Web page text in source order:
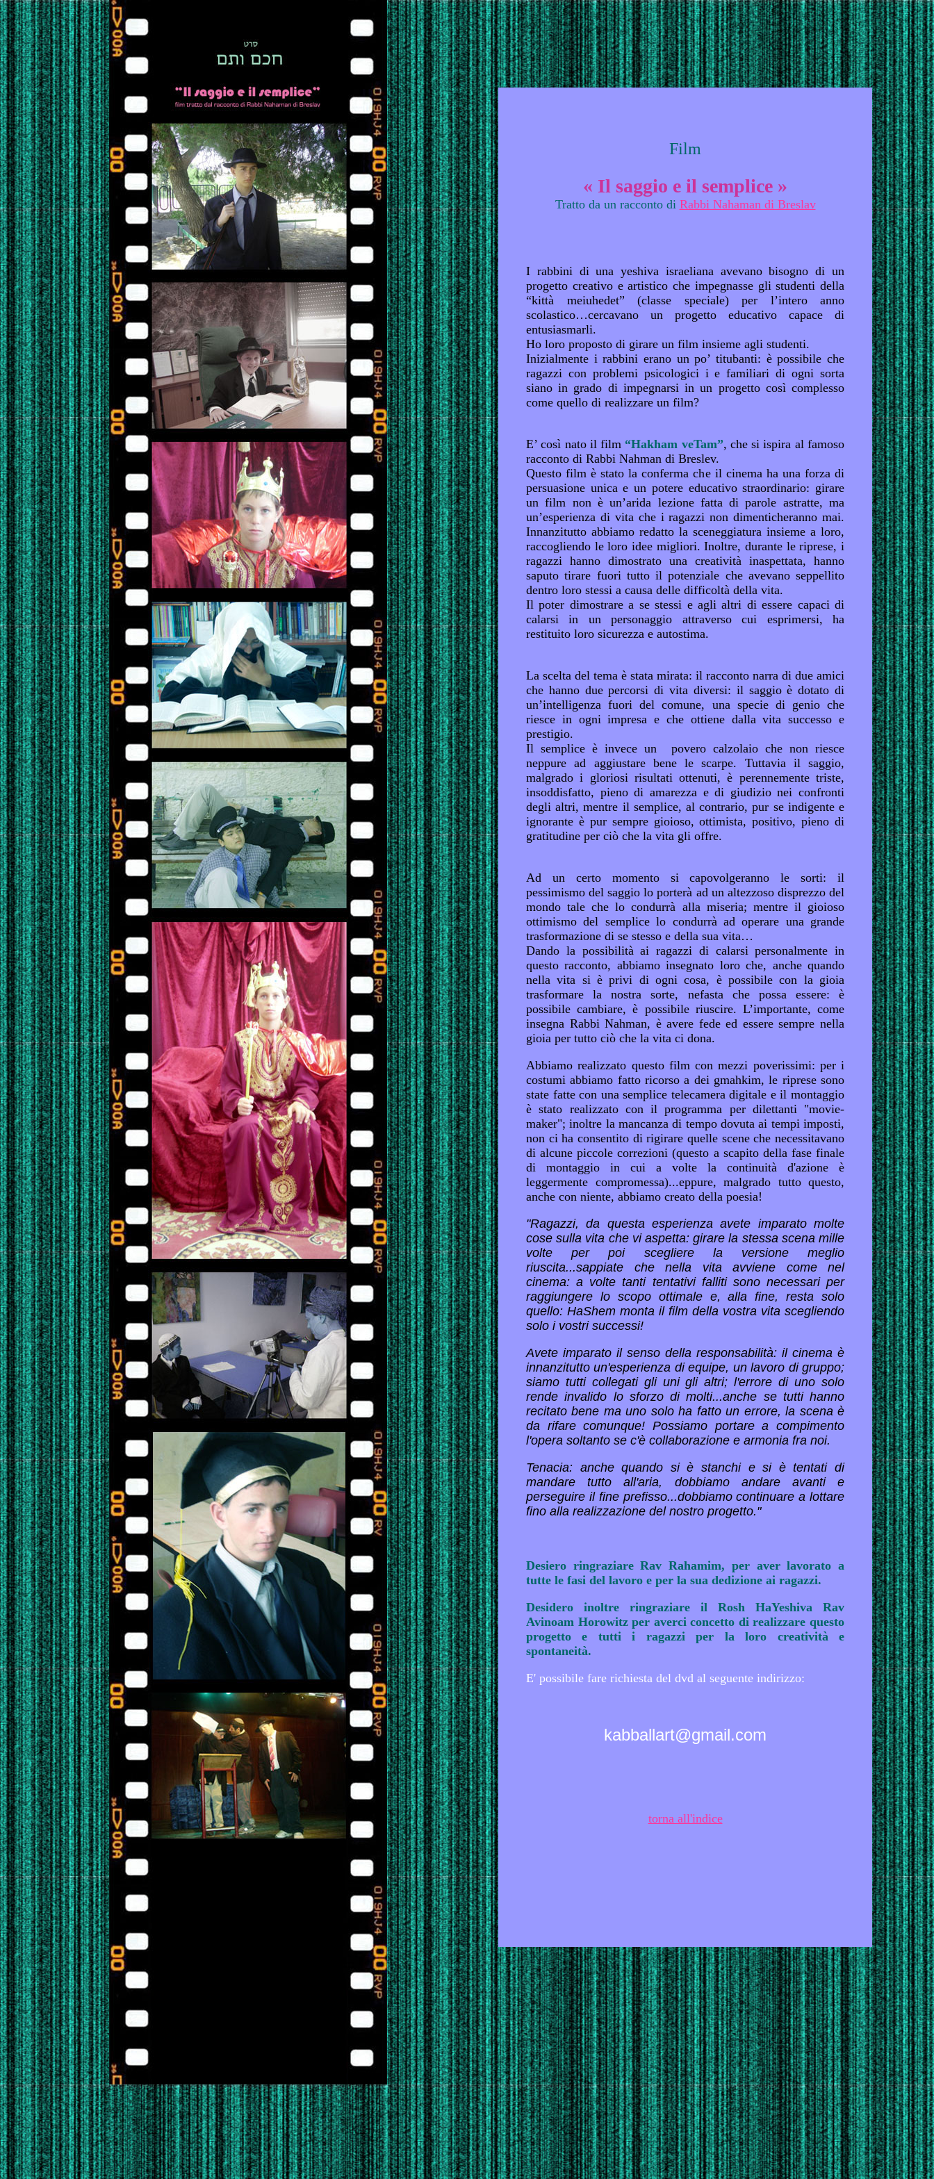
Film
« Il saggio e il semplice »
Tratto da un racconto di Rabbi Nahaman di Breslav
I rabbini di una yeshiva israeliana avevano bisogno di un
progetto creativo e artistico che impegnasse gli studenti della
“kittà meiuhedet” (classe speciale) per l’intero anno
scolastico…cercavano un progetto educativo capace di
entusiasmarli.
Ho loro proposto di girare un film insieme agli studenti.
Inizialmente i rabbini erano un po’ titubanti: è possibile che
ragazzi con problemi psicologici i e familiari di ogni sorta
siano in grado di impegnarsi in un progetto così complesso
come quello di realizzare un film?
E’ così nato il film “Hakham veTam”, che si ispira al famoso
racconto di Rabbi Nahman di Breslev.
Questo film è stato la conferma che il cinema ha una forza di
persuasione unica e un potere educativo straordinario: girare
un film non è un’arida lezione fatta di parole astratte, ma
un’esperienza di vita che i ragazzi non dimenticheranno mai.
Innanzitutto abbiamo redatto la sceneggiatura insieme a loro,
raccogliendo le loro idee migliori. Inoltre, durante le riprese, i
ragazzi hanno dimostrato una creatività inaspettata, hanno
saputo tirare fuori tutto il potenziale che avevano seppellito
dentro loro stessi a causa delle difficoltà della vita.
Il poter dimostrare a se stessi e agli altri di essere capaci di
calarsi in un personaggio attraverso cui esprimersi, ha
restituito loro sicurezza e autostima.
La scelta del tema è stata mirata: il racconto narra di due amici
che hanno due percorsi di vita diversi: il saggio è dotato di
un’intelligenza fuori del comune, una specie di genio che
riesce in ogni impresa e che ottiene dalla vita successo e
prestigio.
Il semplice è invece un povero calzolaio che non riesce
neppure ad aggiustare bene le scarpe. Tuttavia il saggio,
malgrado i gloriosi risultati ottenuti, è perennemente triste,
insoddisfatto, pieno di amarezza e di giudizio nei confronti
degli altri, mentre il semplice, al contrario, pur se indigente e
ignorante è pur sempre gioioso, ottimista, positivo, pieno di
gratitudine per ciò che la vita gli offre.
Ad un certo momento si capovolgeranno le sorti: il
pessimismo del saggio lo porterà ad un altezzoso disprezzo del
mondo tale che lo condurrà alla miseria; mentre il gioioso
ottimismo del semplice lo condurrà ad operare una grande
trasformazione di se stesso e della sua vita…
Dando la possibilità ai ragazzi di calarsi personalmente in
questo racconto, abbiamo insegnato loro che, anche quando
nella vita si è privi di ogni cosa, è possibile con la gioia
trasformare la nostra sorte, nefasta che possa essere: è
possibile cambiare, è possibile riuscire. L’importante, come
insegna Rabbi Nahman, è avere fede ed essere sempre nella
gioia per tutto ciò che la vita ci dona.
Abbiamo realizzato questo film con mezzi poverissimi: per i
costumi abbiamo fatto ricorso a dei gmahkim, le riprese sono
state fatte con una semplice telecamera digitale e il montaggio
è stato realizzato con il programma per dilettanti "movie-
maker"; inoltre la mancanza di tempo dovuta ai tempi imposti,
non ci ha consentito di rigirare quelle scene che necessitavano
di alcune piccole correzioni (questo a scapito della fase finale
di montaggio in cui a volte la continuità d'azione è
leggermente compromessa)...eppure, malgrado tutto questo,
anche con niente, abbiamo creato della poesia!
"Ragazzi, da questa esperienza avete imparato molte
cose sulla vita che vi aspetta: girare la stessa scena mille
volte per poi scegliere la versione meglio
riuscita...sappiate che nella vita avviene come nel
cinema: a volte tanti tentativi falliti sono necessari per
raggiungere lo scopo ottimale e, alla fine, resta solo
quello: HaShem monta il film della vostra vita scegliendo
solo i vostri successi!
Avete imparato il senso della responsabilità: il cinema è
innanzitutto un'esperienza di equipe, un lavoro di gruppo;
siamo tutti collegati gli uni gli altri; l'errore di uno solo
rende invalido lo sforzo di molti...anche se tutti hanno
recitato bene ma uno solo ha fatto un errore, la scena è
da rifare comunque! Possiamo portare a compimento
l'opera soltanto se c'è collaborazione e armonia fra noi.
Tenacia: anche quando si è stanchi e si è tentati di
mandare tutto all'aria, dobbiamo andare avanti e
perseguire il fine prefisso...dobbiamo continuare a lottare
fino alla realizzazione del nostro progetto."
Desiero ringraziare Rav Rahamim, per aver lavorato a
tutte le fasi del lavoro e per la sua dedizione ai ragazzi.
Desidero inoltre ringraziare il Rosh HaYeshiva Rav
Avinoam Horowitz per averci concetto di realizzare questo
progetto e tutti i ragazzi per la loro creatività e
spontaneità.
E' possibile fare richiesta del dvd al seguente indirizzo:
kabballart@gmail.com
torna all'indice